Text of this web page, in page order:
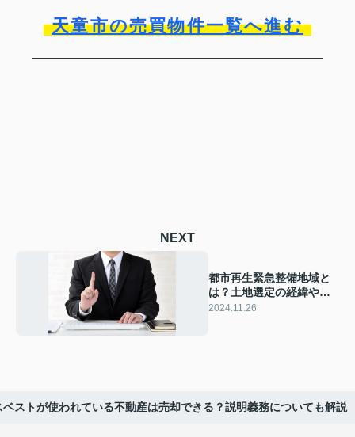
天童市の売買物件一覧へ進む
NEXT
都市再生緊急整備地域と
は？土地選定の経緯や特
例措置について解説
2024.11.26
ベストが使われている不動産は売却できる？説明義務についても解説